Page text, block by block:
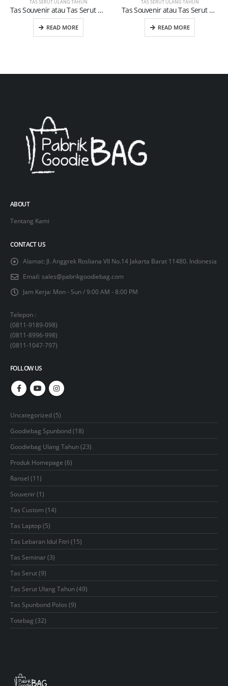
TAS SERUT ULANG TAHUN
Tas Souvenir atau Tas Serut Ulang Tahun Anak (17)
READ MORE
TAS SERUT ULANG TAHUN
Tas Souvenir atau Tas Serut Ulang Tahun Anak (40)
READ MORE
ABOUT
Tentang Kami
CONTACT US
Alamat: Jl. Anggrek Rosliana VII No.14 Jakarta Barat 11480. Indonesia
Email: sales@pabrikgoodiebag.com
Jam Kerja: Mon - Sun / 9:00 AM - 8:00 PM
Telepon :
(0811-9189-098)
(0811-8996-998)
(0811-1047-797)
FOLLOW US
Uncategorized 55
products
Goodiebag Spunbond 1818
products
Goodiebag Ulang Tahun 2323
products
Produk Homepage 66
products
Ransel 1111
products
Souvenir 11
product
Tas Custom 1414
products
Tas Laptop 55
products
Tas Lebaran Idul Fitri 1515
products
Tas Seminar 33
products
Tas Serut 99
products
Tas Serut Ulang Tahun 4949
products
Tas Spunbond Polos 99
products
Totebag 3232
products